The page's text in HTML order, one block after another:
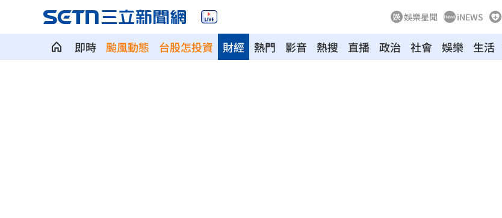
娛樂星聞 iNEWS
即時 颱風動態 台股怎投資 熱門 影音 熱搜 直播 政治 社會 娛樂 生活
財經